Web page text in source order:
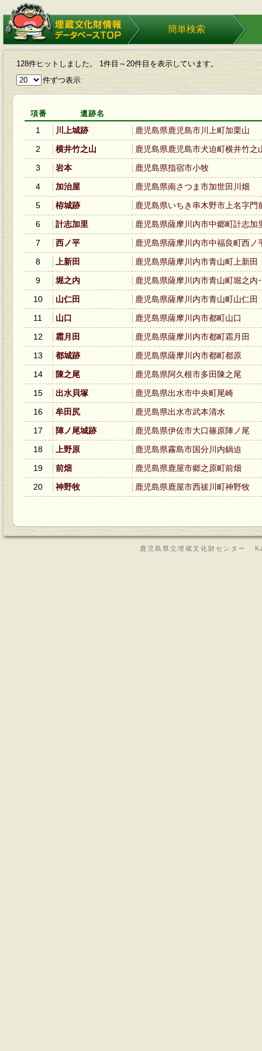
埋蔵文化財情報データベース
TOP
簡単検索
128件ヒットしました。 1件目～20件目を表示しています。
件ずつ表示
項番 遺跡名
1 川上城跡
鹿児島県鹿児島市川上町加栗山
2
横井竹之山
鹿児島県鹿児島市犬迫町横井竹之
3
岩本
鹿児島県指宿市小牧
4
加治屋
鹿児島県南さつま市加世田川畑
5
栫城跡
鹿児島県いちき串木野市上名字門
6
計志加里
鹿児島県薩摩川内市中郷町計志
7
西ノ平
鹿児島県薩摩川内市中福良町西ノ
8
上新田
鹿児島県薩摩川内市青山町上新田
9
堀之内
鹿児島県薩摩川内市青山町堀之内
10
山仁田
鹿児島県薩摩川内市青山町山仁田
11
山口
鹿児島県薩摩川内市都町山口
12
霜月田
鹿児島県薩摩川内市都町霜月田
13
都城跡
鹿児島県薩摩川内市都町都原
14
陳之尾
鹿児島県阿久根市多田陳之尾
15
出水貝塚
鹿児島県出水市中央町尾崎
16
牟田尻
鹿児島県出水市武本清水
17
陣ノ尾城跡
鹿児島県伊佐市大口篠原陣ノ尾
18
上野原
鹿児島県霧島市国分川内鍋迫
19
前畑
鹿児島県鹿屋市郷之原町前畑
20
神野牧 鹿児島県鹿屋市西祓川町神野牧
鹿児島県立埋蔵文化財センタ